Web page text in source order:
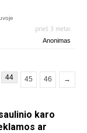
prieš 3 metai
Anonimas
44 45 46 →
karo
ar